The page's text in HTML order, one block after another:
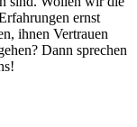
ernst
ihnen Vertrauen
Dann sprechen